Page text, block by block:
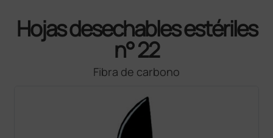
Hojas desechables estériles
n° 22
Fibra de carbono